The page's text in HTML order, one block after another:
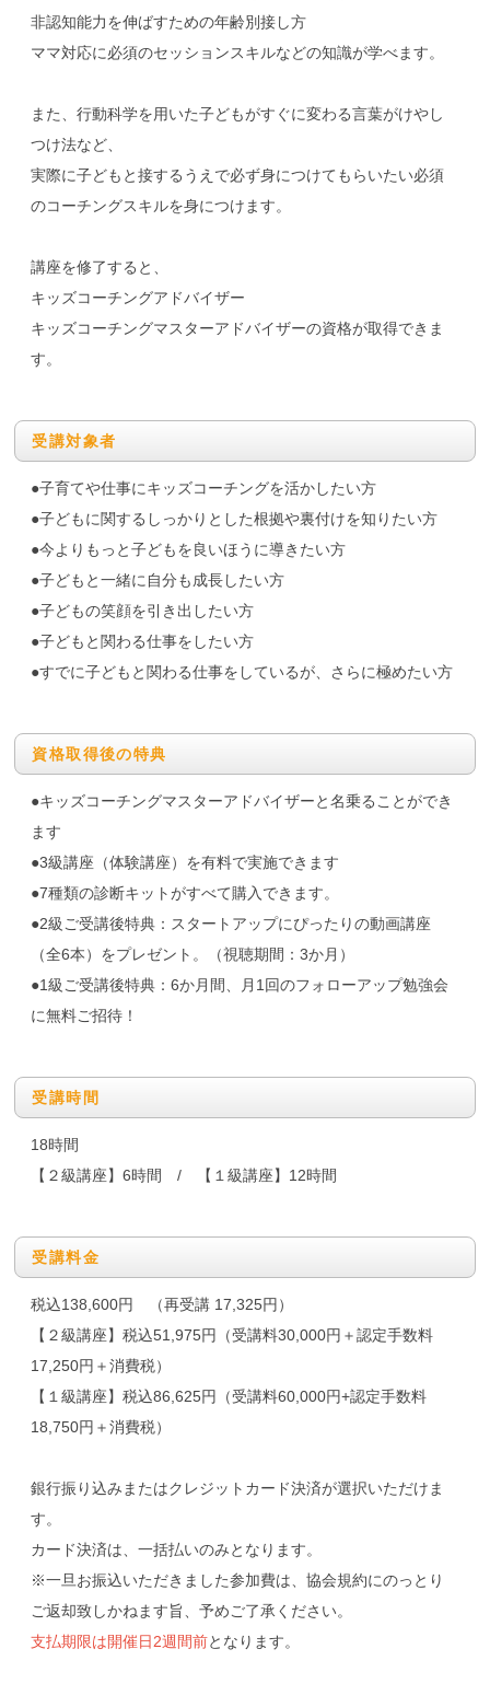
非認知能力を伸ばすための年齢別接し方
ママ対応に必須のセッションスキルなどの知識が学べます。
また、行動科学を用いた子どもがすぐに変わる言葉がけやし
つけ法など、
実際に子どもと接するうえで必ず身につけてもらいたい必須
のコーチングスキルを身につけます。
講座を修了すると、
キッズコーチングアドバイザー
キッズコーチングマスターアドバイザーの資格が取得できま
す。
受講対象者
●子育てや仕事にキッズコーチングを活かしたい方
●子どもに関するしっかりとした根拠や裏付けを知りたい方
●今よりもっと子どもを良いほうに導きたい方
●子どもと一緒に自分も成長したい方
●子どもの笑顔を引き出したい方
●子どもと関わる仕事をしたい方
●すでに子どもと関わる仕事をしているが、さらに極めたい方
資格取得後の特典
●キッズコーチングマスターアドバイザーと名乗ることができ
ます
●3級講座（体験講座）を有料で実施できます
●7種類の診断キットがすべて購入できます。
●2級ご受講後特典：スタートアップにぴったりの動画講座
（全6本）をプレゼント。（視聴期間：3か月）
●1級ご受講後特典：6か月間、月1回のフォローアップ勉強会
に無料ご招待！
受講時間
18時間
【２級講座】6時間 / 【１級講座】12時間
受講料金
税込138,600円 （再受講 17,325円）
【２級講座】税込51,975円（受講料30,000円＋認定手数料
17,250円＋消費税）
【１級講座】税込86,625円（受講料60,000円+認定手数料
18,750円＋消費税）
銀行振り込みまたはクレジットカード決済が選択いただけま
す。
カード決済は、一括払いのみとなります。
※一旦お振込いただきました参加費は、協会規約にのっとり
ご返却致しかねます旨、予めご了承ください。
支払期限は開催日2週間前となります。